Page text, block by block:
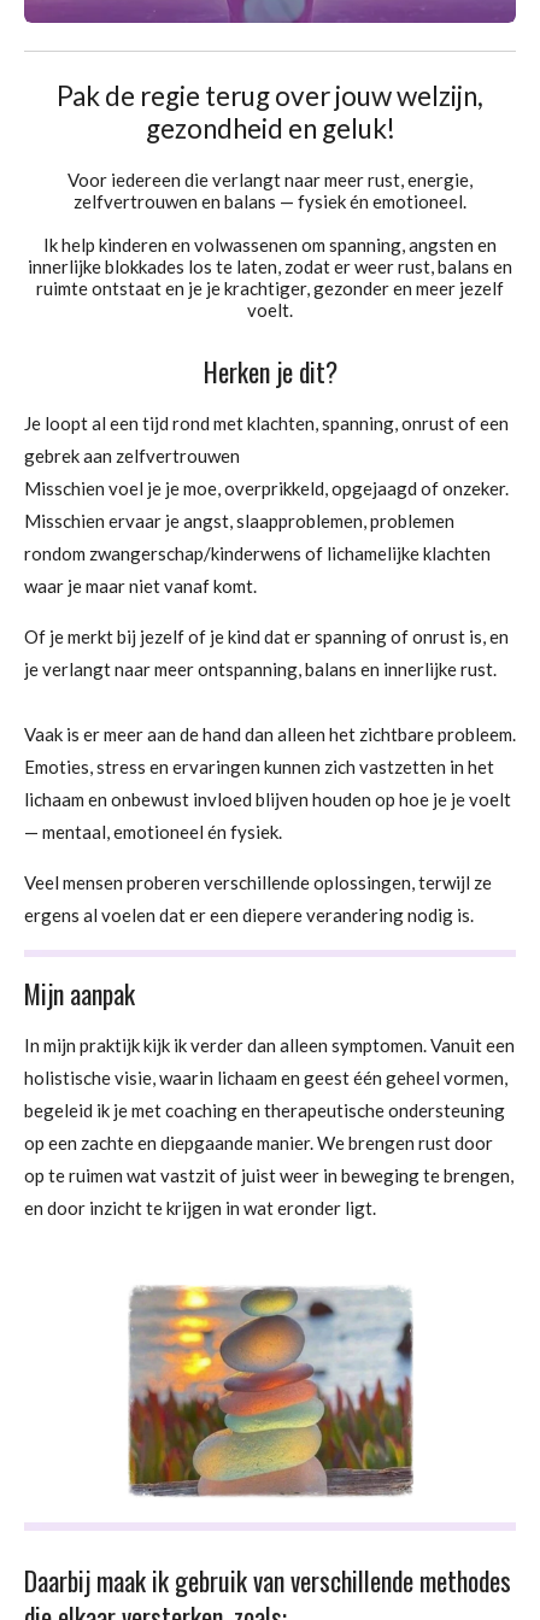
Pak de regie terug over jouw welzijn,
gezondheid en geluk!
Voor iedereen die verlangt naar meer rust, energie,
zelfvertrouwen en balans — fysiek én emotioneel.
Ik help kinderen en volwassenen om spanning, angsten en
innerlijke blokkades los te laten, zodat er weer rust, balans en
ruimte ontstaat en je je krachtiger, gezonder en meer jezelf
voelt.
Herken je dit?
Je loopt al een tijd rond met klachten, spanning, onrust of een
gebrek aan zelfvertrouwen
Misschien voel je je moe, overprikkeld, opgejaagd of onzeker.
Misschien ervaar je angst, slaapproblemen, problemen
rondom zwangerschap/kinderwens of lichamelijke klachten
waar je maar niet vanaf komt.
Of je merkt bij jezelf of je kind dat er spanning of onrust is, en
je verlangt naar meer ontspanning, balans en innerlijke rust.
Vaak is er meer aan de hand dan alleen het zichtbare probleem.
Emoties, stress en ervaringen kunnen zich vastzetten in het
lichaam en onbewust invloed blijven houden op hoe je je voelt
— mentaal, emotioneel én fysiek.
Veel mensen proberen verschillende oplossingen, terwijl ze
ergens al voelen dat er een diepere verandering nodig is.
Mijn aanpak
In mijn praktijk kijk ik verder dan alleen symptomen. Vanuit een
holistische visie, waarin lichaam en geest één geheel vormen,
begeleid ik je met coaching en therapeutische ondersteuning
op een zachte en diepgaande manier. We brengen rust door
op te ruimen wat vastzit of juist weer in beweging te brengen,
en door inzicht te krijgen in wat eronder ligt.
Daarbij maak ik gebruik van verschillende methodes